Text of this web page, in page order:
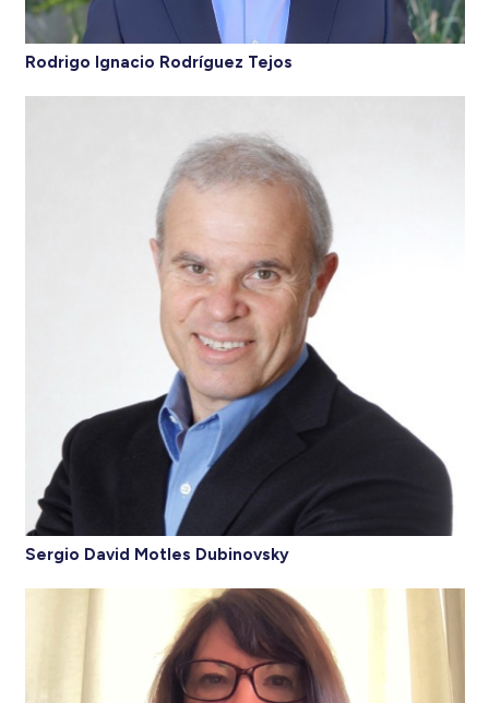
Rodrigo Ignacio Rodríguez Tejos
Sergio David Motles Dubinovsky